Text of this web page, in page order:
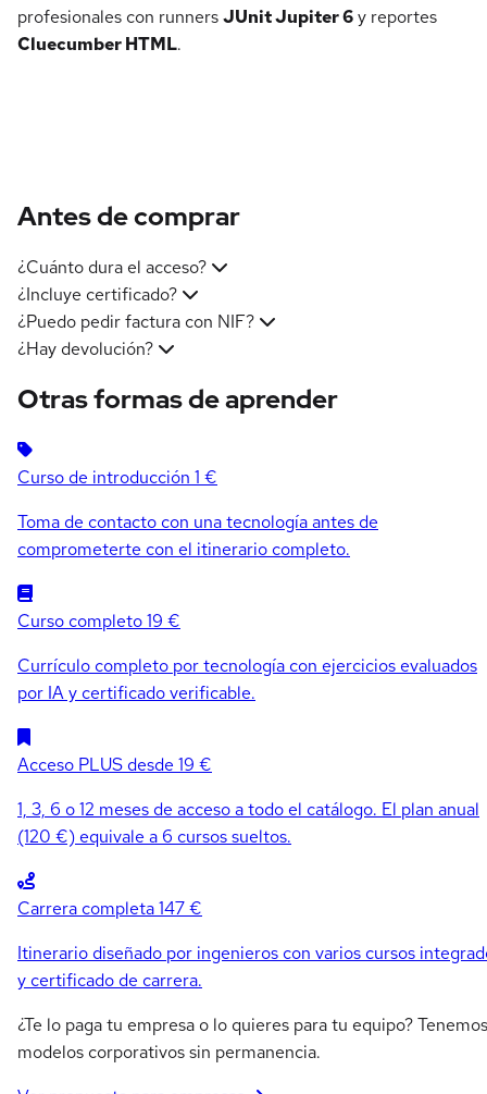
profesionales con runnersJUnit Jupiter 6y reportes
Cluecumber HTML.
Antes de comprar
¿Cuánto dura el acceso?
¿Incluye certificado?
¿Puedo pedir factura con NIF?
¿Hay devolución?
Otras formas de aprender
Curso de introducción 1 €
Toma de contacto con una tecnología antes de
comprometerte con el itinerario completo.
Curso completo19 €
Currículo completo por tecnología con ejercicios evaluados
por IA y certificado verificable.
Acceso PLUS desde 19 €
1, 3, 6 o 12 meses de acceso a todo el catálogo. El plan anual
(120 €) equivale a 6 cursos sueltos.
Carrera completa147 €
Itinerario diseñado por ingenieros con varios cursos
y certificado de carrera.
¿Te lo paga tu empresa o lo quieres para tu equipo? Tenemos
modelos corporativos sin permanencia.